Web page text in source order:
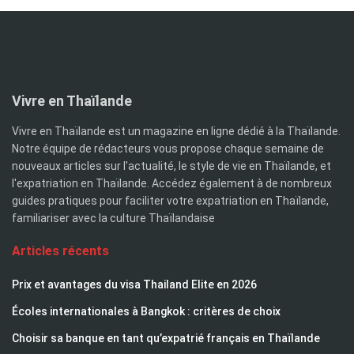
Vivre en Thaïlande
Vivre en Thaïlande est un magazine en ligne dédié à la Thaïlande.
Notre équipe de rédacteurs vous propose chaque semaine de
nouveaux articles sur l'actualité, le style de vie en Thaïlande, et
l'expatriation en Thaïlande. Accédez également à de nombreux
guides pratiques pour faciliter votre expatriation en Thaïlande,
familiariser avec la culture Thaïlandaise
Articles récents
Prix et avantages du visa Thailand Elite en 2026
Écoles internationales à Bangkok : critères de choix
Choisir sa banque en tant qu’expatrié français en Thaïlande